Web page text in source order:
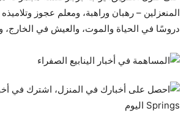
المنعزلين – رهبان وراهبة، ومعلم عجوز
دروسًا في الحياة والموت، والعيش في الخارج،